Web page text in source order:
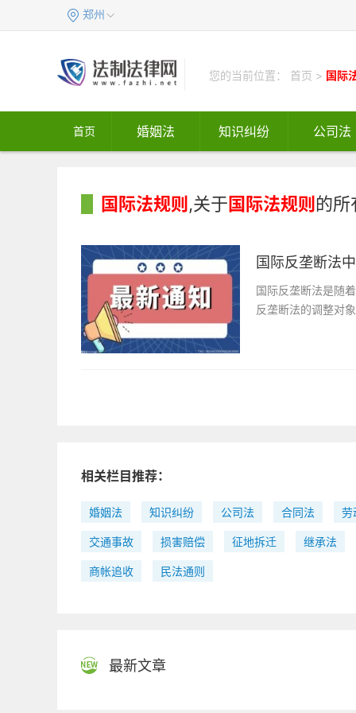
郑州
您的当前位置： 首页 > 国际
首页 婚姻法 知识纠纷 公司法
国际法规则 ,关于国际法规则 的所
国际反垄断法
国际反垄断法是随
反垄断法的调整对
相关栏目推荐：
婚姻法 知识纠纷 公司法 合同法 劳
交通事故 损害赔偿 征地拆迁 继承法
商帐追收 民法通则
最新文章